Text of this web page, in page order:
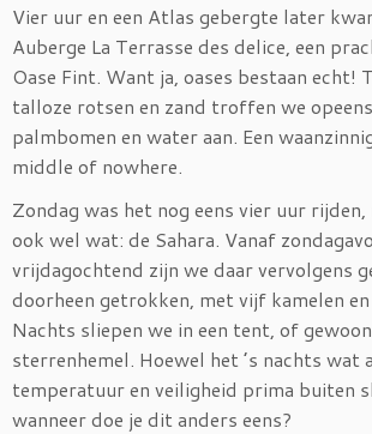
Vier uur en een Atlas gebergte later
Auberge La Terrasse des delice, een
Oase Fint. Want ja, oases bestaan echt!
talloze rotsen en zand troffen we
palmbomen en water aan. Een
middle of nowhere.
Zondag was het nog eens vier uur rijden,
ook wel wat: de Sahara. Vanaf
vrijdagochtend zijn we daar vervolgens
doorheen getrokken, met vijf kamelen en
Nachts sliepen we in een tent, of
sterrenhemel. Hoewel het ’s nachts wat
temperatuur en veiligheid prima buiten
wanneer doe je dit anders eens?